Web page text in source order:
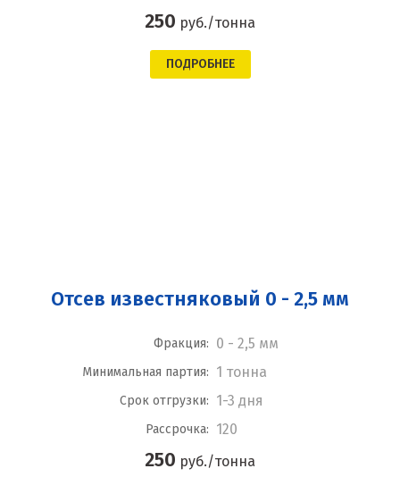
250 руб./тонна
ПОДРОБНЕЕ
Отсев известняковый 0 - 2,5 мм
Фракция: 0 - 2,5 мм
Минимальная партия: 1 тонна
Срок отгрузки: 1-3 дня
Рассрочка: 120
250 руб./тонна